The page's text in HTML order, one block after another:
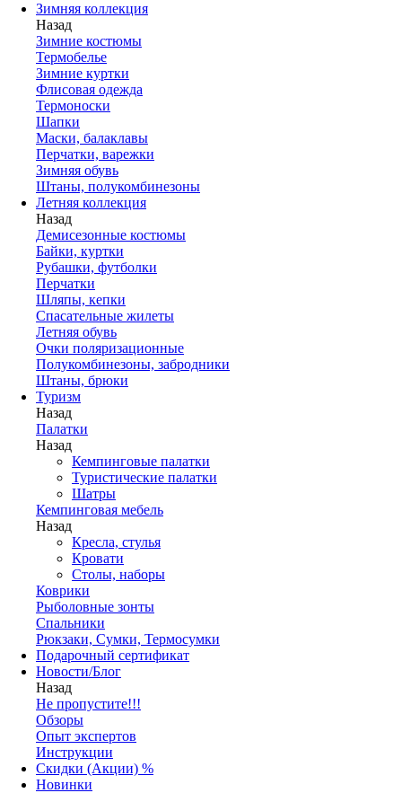
Зимняя коллекция
Назад
Зимние костюмы
Термобелье
Зимние куртки
Флисовая одежда
Термоноски
Шапки
Маски, балаклавы
Перчатки, варежки
Зимняя обувь
Штаны, полукомбинезоны
Летняя коллекция
Назад
Демисезонные костюмы
Байки, куртки
Рубашки, футболки
Перчатки
Шляпы, кепки
Спасательные жилеты
Летняя обувь
Очки поляризационные
Полукомбинезоны, забродники
Штаны, брюки
Туризм
Назад
Палатки
Назад
Кемпинговые палатки
Туристические палатки
Шатры
Кемпинговая мебель
Назад
Кресла, стулья
Кровати
Столы, наборы
Коврики
Рыболовные зонты
Спальники
Рюкзаки, Сумки, Термосумки
Подарочный сертификат
Новости/Блог
Назад
Не пропустите!!!
Обзоры
Опыт экспертов
Инструкции
Скидки (Акции) %
Новинки